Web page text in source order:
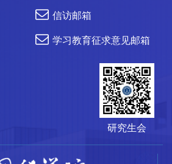
信访邮箱
学习教育征求意见邮箱
研究生会